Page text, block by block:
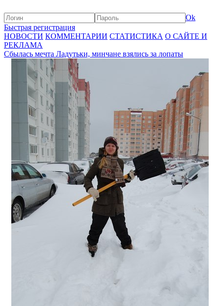
Ok
Быстрая регистрация
НОВОСТИ КОММЕНТАРИИ СТАТИСТИКА О САЙТЕ И
РЕКЛАМА
Сбылась мечта Ладутьки, минчане взялись за лопаты